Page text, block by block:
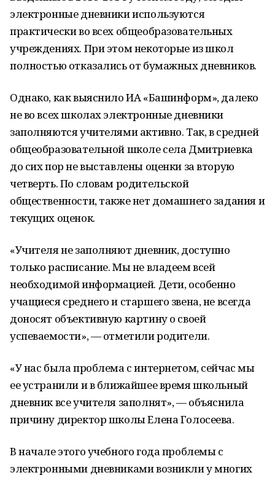
электронные дневники используются
практически во всех общеобразовательных
учреждениях. При этом некоторые из школ
полностью отказались от бумажных дневников.
Однако, как выяснило ИА «Башинформ», далеко
не во всех школах электронные дневники
заполняются учителями активно. Так, в средней
общеобразовательной школе села Дмитриевка
до сих пор не выставлены оценки за вторую
четверть. По словам родительской
общественности, также нет домашнего задания и
текущих оценок.
«Учителя не заполняют дневник, доступно
только расписание. Мы не владеем всей
необходимой информацией. Дети, особенно
учащиеся среднего и старшего звена, не всегда
доносят объективную картину о своей
успеваемости», — отметили родители.
«У нас была проблема с интернетом, сейчас мы
ее устранили и в ближайшее время школьный
дневник все учителя заполнят», — объяснила
причину директор школы Елена Голосеева.
В начале этого учебного года проблемы с
электронными дневниками возникли у многих